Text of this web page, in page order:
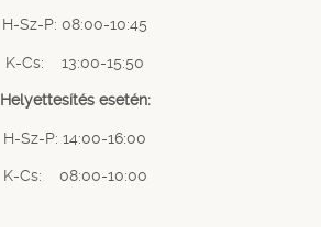
H-Sz-P: 08:00-10:45
K-Cs: 13:00-15:50
Helyettesítés esetén:
H-Sz-P: 14:00-16:00
K-Cs: 08:00-10:00